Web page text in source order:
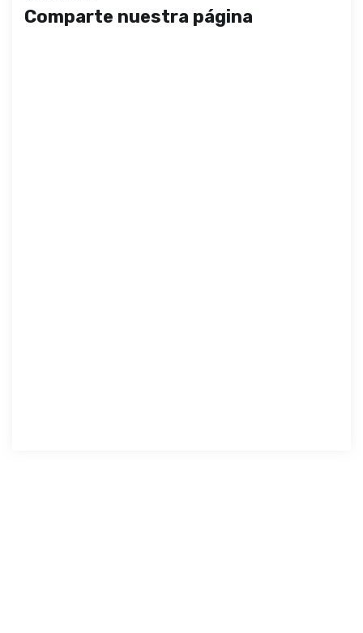
Comparte nuestra página